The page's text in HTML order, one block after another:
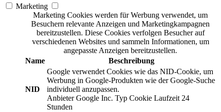
Marketing
Marketing Cookies werden für Werbung verwendet, um
Besuchern relevante Anzeigen und Marketingkampagnen
bereitzustellen. Diese Cookies verfolgen Besucher auf
verschiedenen Websites und sammeln Informationen, um
angepasste Anzeigen bereitzustellen.
Name
Beschreibung
NID
Google verwendet Cookies wie das NID-Cookie, um
Werbung in Google-Produkten wie der Google-Suche
individuell anzupassen.
Anbieter Google Inc. Typ Cookie Laufzeit 24
Stunden